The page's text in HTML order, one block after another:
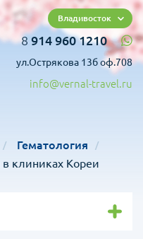
Владивосток
8 914 960 1210
ул.Острякова 13б оф.708
info@vernal-travel.ru
Гематология
клиниках Кореи